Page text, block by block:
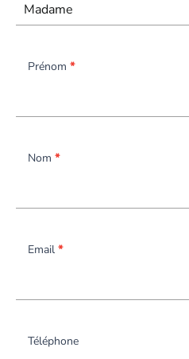
Madame
Prénom *
Nom *
Email *
Téléphone